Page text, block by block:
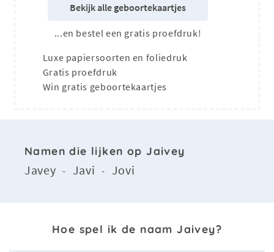
Bekijk alle geboortekaartjes
...en bestel een gratis proefdruk!
Luxe papiersoorten en foliedruk
Gratis proefdruk
Win gratis geboortekaartjes
Namen die lijken op Jaivey
Javey - Javi - Jovi
Hoe spel ik de naam Jaivey?